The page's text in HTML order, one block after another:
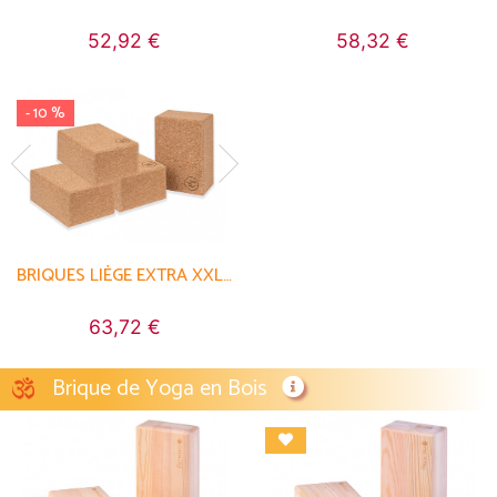
52,92 € 88,20 €
97,20 € 58,32 €
- 10 %
BRIQUES LIÈGE EXTRA XXL - 23CM X 15CM X 10CM
63,72 €
Brique de Yoga en Bois